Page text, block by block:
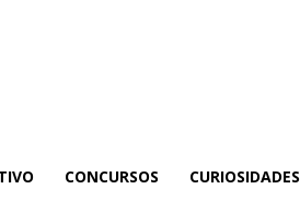
CONCURSOS CURIOSIDADES